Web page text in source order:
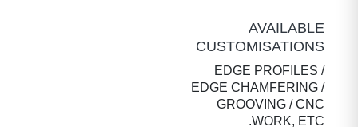
AVAILABLE
CUSTOMISATIONS
EDGE PROFILES /
EDGE CHAMFERING /
GROOVING / CNC
WORK, ETC.